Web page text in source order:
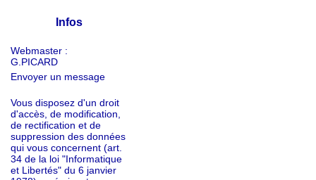
Infos
Webmaster :
G.PICARD
Envoyer un message
Vous disposez d'un droit
d'accès, de modification,
de rectification et de
suppression des données
qui vous concernent (art.
34 de la loi "Informatique
et Libertés" du 6 janvier